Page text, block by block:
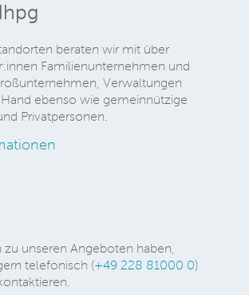
beraten wir mit über
Familienunternehmen und
Verwaltungen
ebenso wie gemeinnützige
Privatpersonen.
zu unseren Angeboten haben,
telefonisch (+49 228 81000 0)